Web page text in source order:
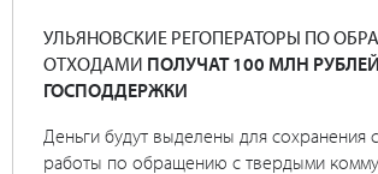
УЛЬЯНОВСКИЕ РЕГОПЕРАТОРЫ ПО
ОТХОДАМИ ПОЛУЧАТ 100 МЛН РУБЛЕЙ
ГОСПОДДЕРЖКИ
Деньги будут выделены для сохранения
работы по обращению с твердыми